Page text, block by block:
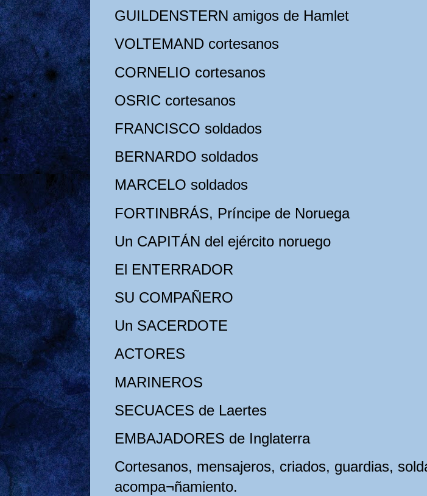
GUILDENSTERN amigos de Hamlet
VOLTEMAND cortesanos
CORNELIO cortesanos
OSRIC cortesanos
FRANCISCO soldados
BERNARDO soldados
MARCELO soldados
FORTINBRÁS, Príncipe de Noruega
Un CAPITÁN del ejército noruego
El ENTERRADOR
SU COMPAÑERO
Un SACERDOTE
ACTORES
MARINEROS
SECUACES de Laertes
EMBAJADORES de Inglaterra
Cortesanos, mensajeros, criados, guardias,
acompa¬ñamiento.